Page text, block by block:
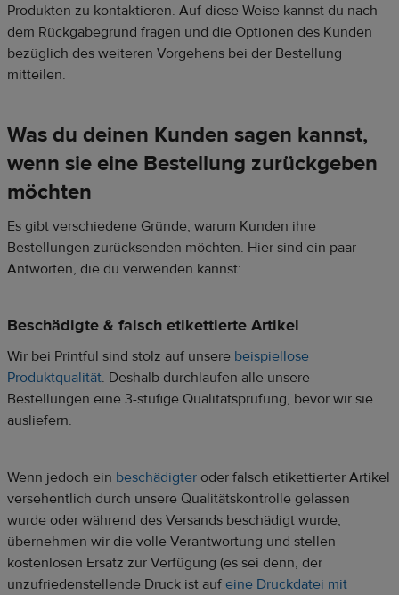
Produkten zu kontaktieren. Auf diese Weise kannst du nach
dem Rückgabegrund fragen und die Optionen des Kunden
bezüglich des weiteren Vorgehens bei der Bestellung
mitteilen.
Was du deinen Kunden sagen kannst,
wenn sie eine Bestellung zurückgeben
möchten
Es gibt verschiedene Gründe, warum Kunden ihre
Bestellungen zurücksenden möchten. Hier sind ein paar
Antworten, die du verwenden kannst:
Beschädigte & falsch etikettierte Artikel
Wir bei Printful sind stolz auf unsere beispiellose
Produktqualität. Deshalb durchlaufen alle unsere
Bestellungen eine 3-stufige Qualitätsprüfung, bevor wir sie
ausliefern.
Wenn jedoch ein beschädigter oder falsch etikettierter Artikel
versehentlich durch unsere Qualitätskontrolle gelassen
wurde oder während des Versands beschädigt wurde,
übernehmen wir die volle Verantwortung und stellen
kostenlosen Ersatz zur Verfügung (es sei denn, der
unzufriedenstellende Druck ist auf eine Druckdatei mit